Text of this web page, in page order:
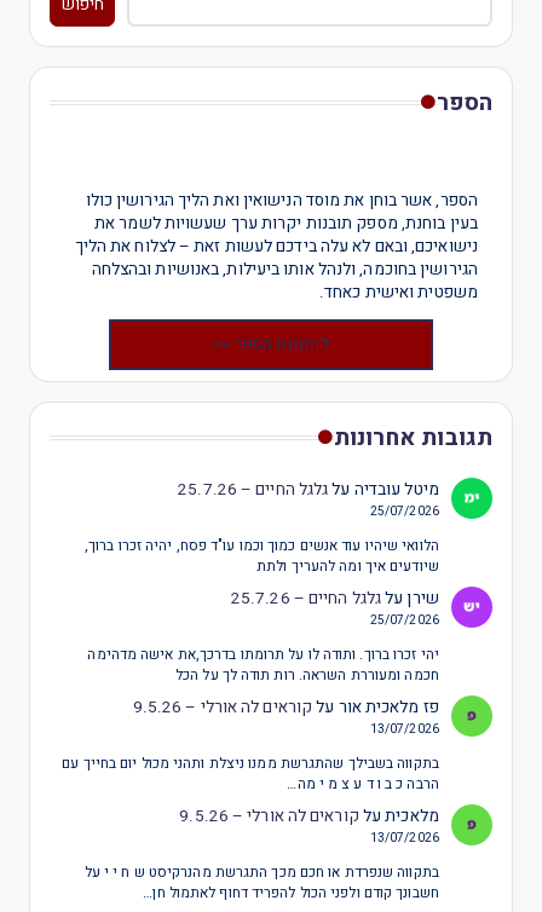
חיפוש
הספר
הספר, אשר בוחן את מוסד הנישואין ואת הליך הגירושין כולו
בעין בוחנת, מספק תובנות יקרות ערך שעשויות לשמר את
נישואיכם, ובאם לא עלה בידכם לעשות זאת – לצלוח את הליך
הגירושין בחוכמה, ולנהל אותו ביעילות, באנושיות ובהצלחה
משפטית ואישית כאחד.
להזמנת הספר >>
תגובות אחרונות
מיטל עובדיה עלגלגל החיים – 25.7.26
25/07/2026
הלוואי שיהיו עוד אנשים כמוך וכמו עו"ד פסח, יהיה זכרו ברוך,
שיודעים איך ומה להעריך ולתת
שירןעלגלגל החיים – 25.7.26
25/07/2026
יהי זכרו ברוך. ותודה לו על תרומתו בדרכך,את אישה מדהימה
חכמה ומעוררת השראה. רות תודה לך על הכל
פז מלאכית אור על קוראים לה אורלי – 9.5.26
13/07/2026
בתקווה בשבילך שהתגרשת ממנו ניצלת ותהני מכול יום בחייך עם
הרבה כ ב ו ד ע צ מ י מה…
מלאכיתעל קוראים לה אורלי – 9.5.26
13/07/2026
בתקווה שנפרדת או חכם מכך התגרשת מהנרקיסט ש ח י י על
חשבונך קודם ולפני הכול להפריד דחוף לאתמול חן…